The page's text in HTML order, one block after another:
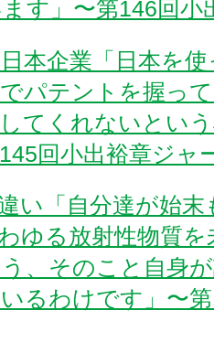
す」〜第146回小
本企業「日本を
パテントを握っ
てくれないとい
回小出裕章ジャ
い「自分達が始
ゆる放射性物質
、そのこと自身
るわけです」〜